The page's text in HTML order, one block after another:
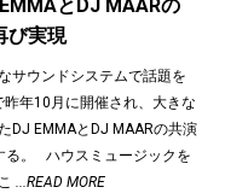
とDJ MAARの
び実現
サウンドシステムで話題を
昨年10月に開催され、大きな
DJ EMMAとDJ MAARの共演
る。 ハウスミュージックを
...READ MORE